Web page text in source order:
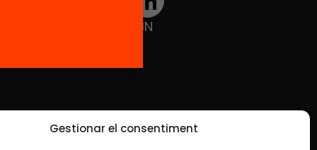
Gestionar el consentiment
IN